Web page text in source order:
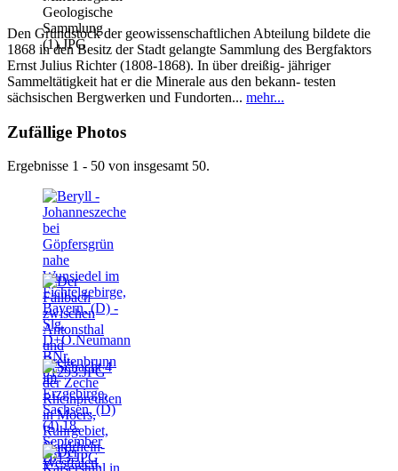
Den Grundstock der geowissenschaftlichen Abteilung bildete die
1868 in den Besitz der Stadt gelangte Sammlung des Bergfaktors
Ernst Julius Richter (1808-1868). In über dreißig- jähriger
Sammeltätigkeit hat er die Minerale aus den bekann- testen
sächsischen Bergwerken und Fundorten... mehr...
Zufällige Photos
Ergebnisse 1 - 50 von insgesamt 50.